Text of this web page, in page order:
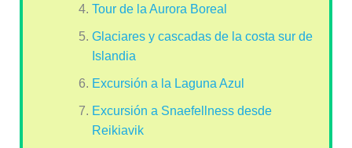
Tour de la Aurora Boreal
Glaciares y cascadas de la costa sur de
Islandia
Excursión a la Laguna Azul
Excursión a Snaefellness desde
Reikiavik